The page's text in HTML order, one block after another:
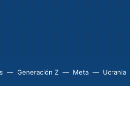
Generación Z Meta Ucrania